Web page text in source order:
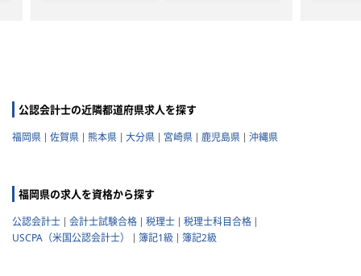
公認会計士の近隣都道府県求人を探す
福岡県 佐賀県 熊本県 大分県 宮崎県 鹿児島県 沖縄県
福岡県の求人を資格から探す
公認会計士 会計士試験合格 税理士
税理士科目合格
USCPA（米国公認会計士）
簿記1級 簿記2級